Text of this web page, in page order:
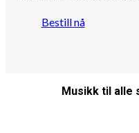
Bestill nå
Musikk til alle